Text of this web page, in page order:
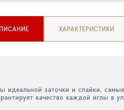
ХАРАКТЕРИСТИКИ
идеальной заточки и спайки,
качество каждой иглы в